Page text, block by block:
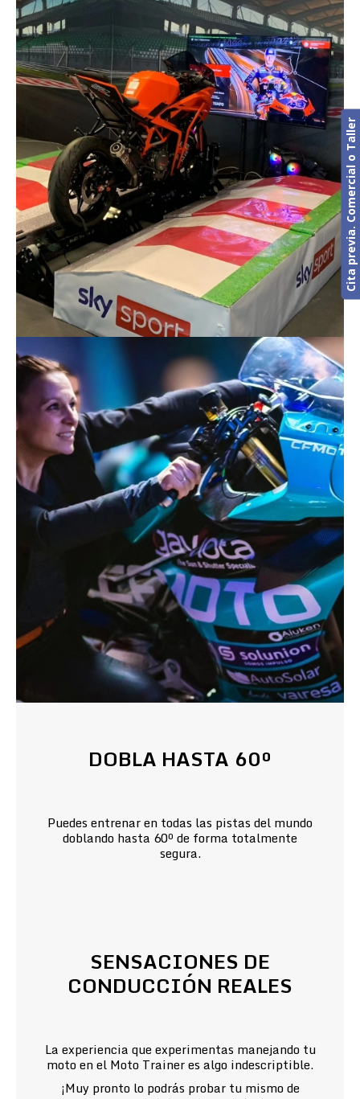
DOBLA HASTA 60º
Puedes entrenar en todas las pistas del mundo
doblando hasta 60º de forma totalmente
segura.
SENSACIONES DE
CONDUCCIÓN REALES
La experiencia que experimentas manejando tu
moto en el Moto Trainer es algo indescriptible.
¡Muy pronto lo podrás probar tu mismo de
Cita previa. Comercial o Taller